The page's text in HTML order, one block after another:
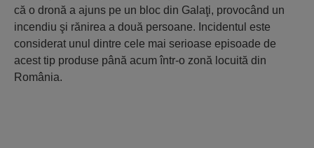
că o dronă a ajuns pe un bloc din Galaţi, provocând un
incendiu şi rănirea a două persoane. Incidentul este
considerat unul dintre cele mai serioase episoade de
acest tip produse până acum într-o zonă locuită din
România.